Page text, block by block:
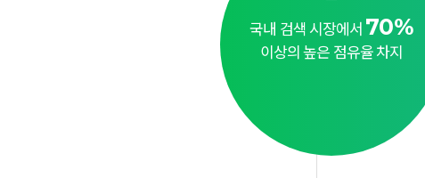
국내 검색 시장에서 70%
이상의 높은 점유율 차지